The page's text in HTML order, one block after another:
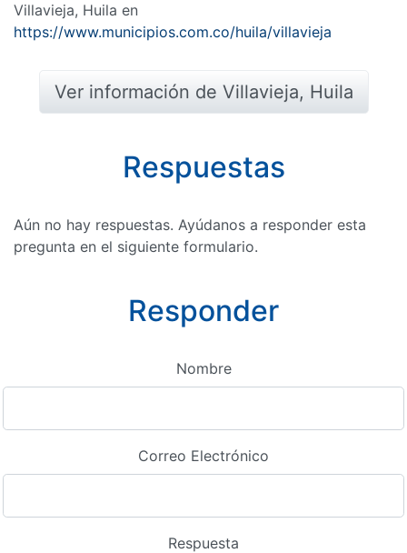
Villavieja, Huila en
https://www.municipios.com.co/huila/villavieja
Ver información de Villavieja, Huila
Respuestas
Aún no hay respuestas. Ayúdanos a responder esta
pregunta en el siguiente formulario.
Responder
Nombre
Correo Electrónico
Respuesta